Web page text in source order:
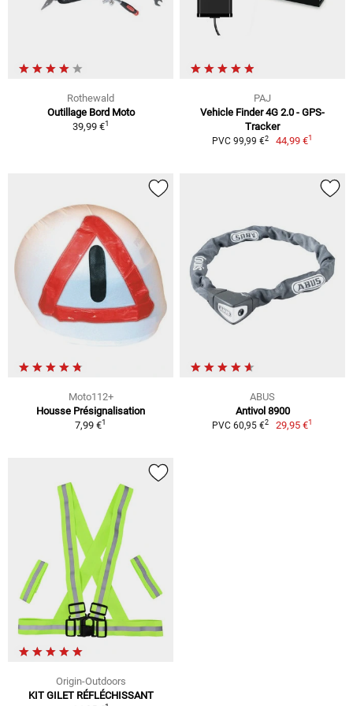
Rothewald
Outillage Bord Moto
39,99 €1
PAJ
Vehicle Finder 4G 2.0 - GPS-
Tracker
PVC 99,99 €2 44,99 €1
Moto112+
Housse Présignalisation
7,99 €1
ABUS
Antivol 8900
PVC 60,95 €2 29,95 €1
Origin-Outdoors
KIT GILET RÉFLÉCHISSANT